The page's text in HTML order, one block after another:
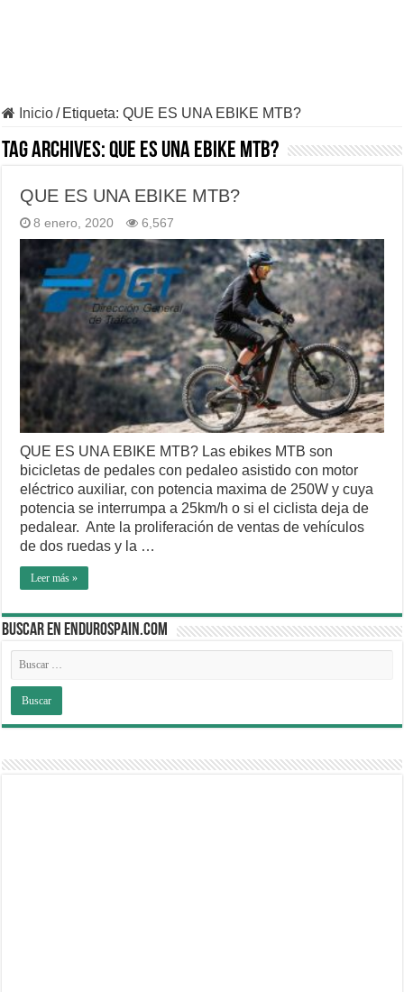
Inicio/ Etiqueta:QUE ES UNA EBIKE MTB?
Tag Archives:QUE ES UNA EBIKE MTB?
QUE ES UNA EBIKE MTB?
8 enero, 2020 6,567
QUE ES UNA EBIKE MTB? Las ebikes MTB son
bicicletas de pedales con pedaleo asistido con motor
eléctrico auxiliar, con potencia maxima de 250W y cuya
potencia se interrumpa a 25km/h o si el ciclista deja de
pedalear. Ante la proliferación de ventas de vehículos
de dos ruedas y la …
Leer más »
BUSCAR EN ENDUROSPAIN.COM